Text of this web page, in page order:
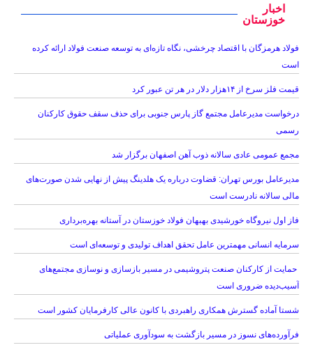
اخبار
خوزستان
فولاد هرمزگان با اقتصاد چرخشی، نگاه تازه‌ای به توسعه صنعت فولاد ارائه کرده
است
قیمت فلز سرخ از ۱۴هزار دلار در هر تن عبور کرد
درخواست مدیرعامل مجتمع گاز پارس جنوبی برای حذف سقف حقوق کارکنان
رسمی
مجمع عمومی عادی سالانه ذوب آهن اصفهان برگزار شد
مدیرعامل بورس تهران: قضاوت درباره یک هلدینگ پیش از نهایی شدن صورت‌های
مالی سالانه نادرست است
فاز اول نیروگاه خورشیدی بهبهان فولاد خوزستان در آستانه بهره‌برداری
سرمایه انسانی مهمترین عامل تحقق اهداف تولیدی و توسعه‌ای است
حمایت از کارکنان صنعت پتروشیمی در مسیر بازسازی و نوسازی مجتمع‌های
آسیب‌دیده ضروری است
شستا آماده گسترش همکاری راهبردی با کانون عالی کارفرمایان کشور است
فرآورده‌های نسوز در مسیر بازگشت به سودآوری عملیاتی